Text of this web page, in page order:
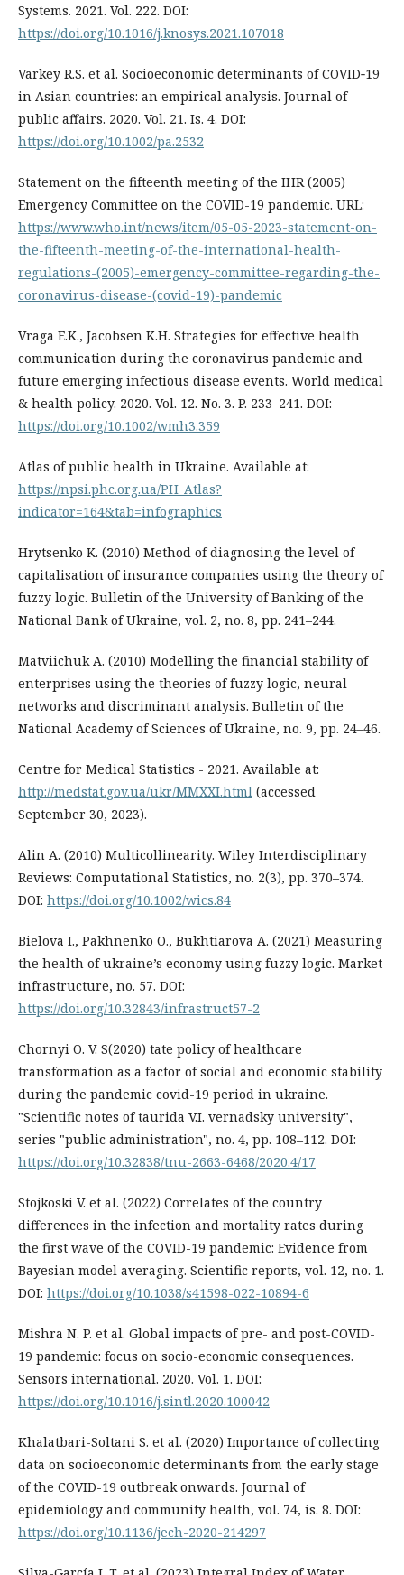
Systems. 2021. Vol. 222. DOI:
https://doi.org/10.1016/j.knosys.2021.107018
Varkey R.S. et al. Socioeconomic determinants of COVID‐19
in Asian countries: an empirical analysis. Journal of
public affairs. 2020. Vol. 21. Is. 4. DOI:
https://doi.org/10.1002/pa.2532
Statement on the fifteenth meeting of the IHR (2005)
Emergency Committee on the COVID-19 pandemic. URL:
https://www.who.int/news/item/05-05-2023-statement-on-
the-fifteenth-meeting-of-the-international-health-
regulations-(2005)-emergency-committee-regarding-the-
coronavirus-disease-(covid-19)-pandemic
Vraga E.K., Jacobsen K.H. Strategies for effective health
communication during the coronavirus pandemic and
future emerging infectious disease events. World medical
& health policy. 2020. Vol. 12. No. 3. P. 233–241. DOI:
https://doi.org/10.1002/wmh3.359
Atlas of public health in Ukraine. Available at:
https://npsi.phc.org.ua/PH_Atlas?
indicator=164&tab=infographics
Hrytsenko K. (2010) Method of diagnosing the level of
capitalisation of insurance companies using the theory of
fuzzy logic. Bulletin of the University of Banking of the
National Bank of Ukraine, vol. 2, no. 8, pp. 241–244.
Matviichuk A. (2010) Modelling the financial stability of
enterprises using the theories of fuzzy logic, neural
networks and discriminant analysis. Bulletin of the
National Academy of Sciences of Ukraine, no. 9, pp. 24–46.
Centre for Medical Statistics - 2021. Available at:
http://medstat.gov.ua/ukr/MMXXI.html (accessed
September 30, 2023).
Alin A. (2010) Multicollinearity. Wiley Interdisciplinary
Reviews: Computational Statistics, no. 2(3), pp. 370–374.
DOI: https://doi.org/10.1002/wics.84
Bielova I., Pakhnenko O., Bukhtiarova A. (2021) Measuring
the health of ukraine’s economy using fuzzy logic. Market
infrastructure, no. 57. DOI:
https://doi.org/10.32843/infrastruct57-2
Chornyi O. V. S(2020) tate policy of healthcare
transformation as a factor of social and economic stability
during the pandemic covid-19 period in ukraine.
"Scientific notes of taurida V.I. vernadsky university",
series "public administration", no. 4, pp. 108–112. DOI:
https://doi.org/10.32838/tnu-2663-6468/2020.4/17
Stojkoski V. et al. (2022) Correlates of the country
differences in the infection and mortality rates during
the first wave of the COVID-19 pandemic: Evidence from
Bayesian model averaging. Scientific reports, vol. 12, no. 1.
DOI: https://doi.org/10.1038/s41598-022-10894-6
Mishra N. P. et al. Global impacts of pre- and post-COVID-
19 pandemic: focus on socio-economic consequences.
Sensors international. 2020. Vol. 1. DOI:
https://doi.org/10.1016/j.sintl.2020.100042
Khalatbari-Soltani S. et al. (2020) Importance of collecting
data on socioeconomic determinants from the early stage
of the COVID-19 outbreak onwards. Journal of
epidemiology and community health, vol. 74, is. 8. DOI:
https://doi.org/10.1136/jech-2020-214297